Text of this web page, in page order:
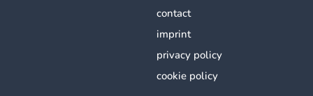
contact
imprint
privacy policy
cookie policy